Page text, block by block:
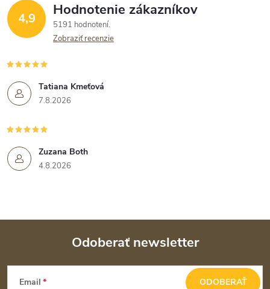
4,9 Hodnotenie zákazníkov
5191 hodnotení
Zobraziť recenzie
Tatiana Kmeťová
7.8.2026
Zuzana Both
4.8.2026
Z
Odoberať newsletter
Email ODOBERAŤ